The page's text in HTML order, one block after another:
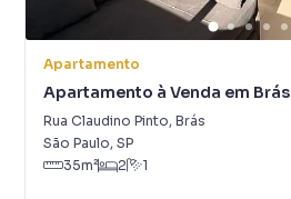
Apartamento
Apartamento à Venda em Brás
Rua Claudino Pinto, Brás
São Paulo, SP
35m² 2 1